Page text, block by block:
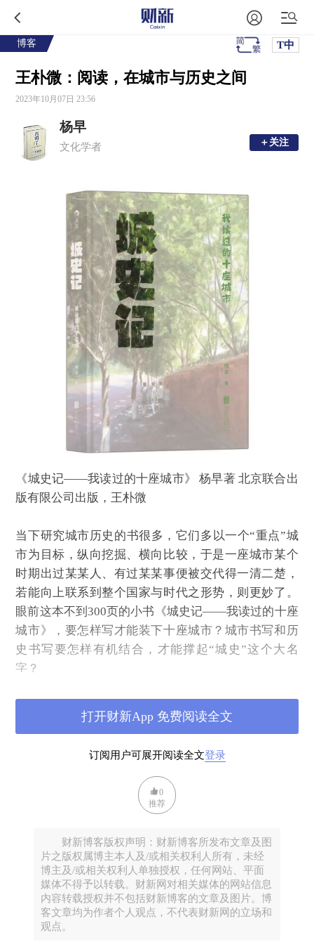
博客 T中
王朴微：阅读，在城市与历史之间
2023年10月07日 23:56
杨早
文化学者 ＋关注
＋关注
《城史记——我读过的十座城市》 杨早著 北京联合出
版有限公司出版，王朴微
当下研究城市历史的书很多，它们多以一个“重点”城
市为目标，纵向挖掘、横向比较，于是一座城市某个
时期出过某某人、有过某某事便被交代得一清二楚，
若能向上联系到整个国家与时代之形势，则更妙了。
眼前这本不到300页的小书《城史记——我读过的十座
城市》，要怎样写才能装下十座城市？城市书写和历
史书写要怎样有机结合，才能撑起“城史”这个大名
字？
《城史记》所选择的十座城市是富顺、成都、广州、
北京、天津、高邮、南京、上海、西安、合肥。只看
名单便能感到一丝突兀：富顺和高邮，无论从所谓“历
在一起。但对于作者来说，富顺与高邮却重要到不得
不写的地步。为何？我想，除了作者或有意将笔墨伸
向大城市外的“县城”之外，关键还在于，“我”从作为
故乡的富顺、作为原籍的高邮中“读”出的内容，是相
比读任何城市之所获都毫不逊色甚至更胜一筹的。
订阅用户可展开阅读全文登录
打开财新App 免费阅读全文
0
推荐
财新博客版权声明：财新博客所发布文章及图
片之版权属博主本人及/或相关权利人所有，未经
博主及/或相关权利人单独授权，任何网站、平面
媒体不得予以转载。财新网对相关媒体的网站信息
内容转载授权并不包括财新博客的文章及图片。博
客文章均为作者个人观点，不代表财新网的立场和
观点。